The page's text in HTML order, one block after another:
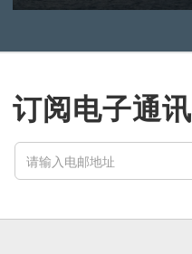
订阅电子通讯